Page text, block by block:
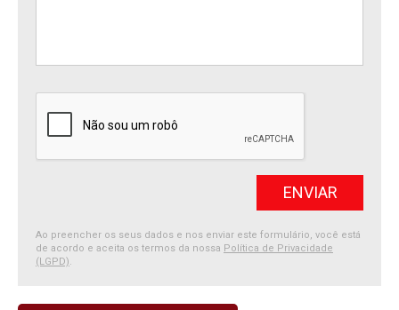
Ao preencher os seus dados e nos enviar este formulário, você está
de acordo e aceita os termos da nossa Política de Privacidade
(LGPD).